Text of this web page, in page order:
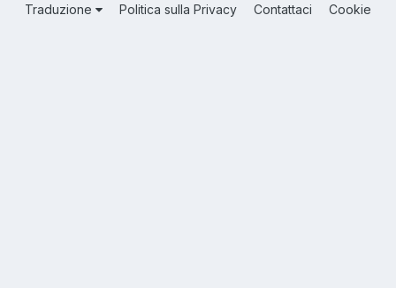
Traduzione Politica sulla Privacy Contattaci Cookie